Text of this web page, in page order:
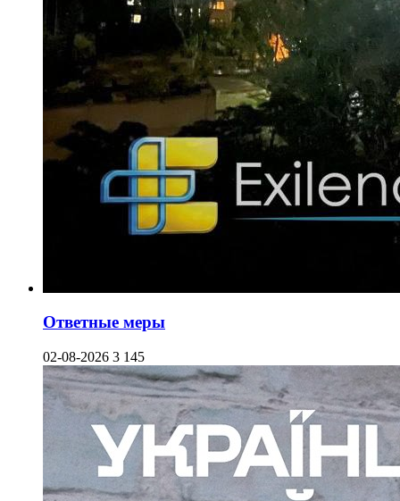
Ответные меры
02-08-2026 3 145